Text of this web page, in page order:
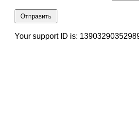
Отправить
Your support ID is: